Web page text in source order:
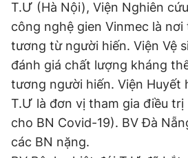
0906 645 777
Liên
0908
Đặt báo Quảng cáo RSS
Tổng biên tập: Nguyễn Ngọc Toàn
Phó tổng biên tập thường trực: Hải
Phó tổng biên tập: Lâm Hiếu Dũng
Phó tổng biên tập: Trần Việt Hưng
T.Ư (Hà Nội), Viện Nghiên
công nghệ gien Vinmec là
tương từ người hiến. Viện Vệ
đánh giá chất lượng kháng
tương người hiến. Viện Huyết
T.Ư là đơn vị tham gia điều
cho BN Covid-19). BV Đà
các BN nặng.